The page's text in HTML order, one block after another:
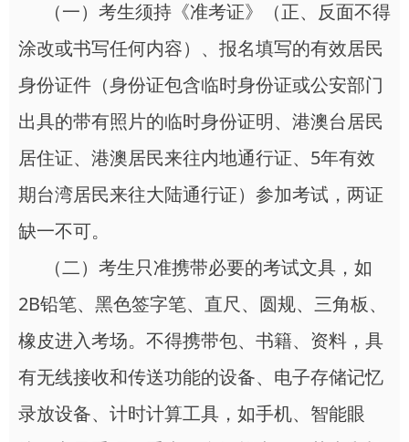
（一）考生须持《准考证》（正、反面不得
涂改或书写任何内容）、报名填写的有效居民
身份证件（身份证包含临时身份证或公安部门
出具的带有照片的临时身份证明、港澳台居民
居住证、港澳居民来往内地通行证、5年有效
期台湾居民来往大陆通行证）参加考试，两证
缺一不可。
（二）考生只准携带必要的考试文具，如
2B铅笔、黑色签字笔、直尺、圆规、三角板、
橡皮进入考场。不得携带包、书籍、资料，具
有无线接收和传送功能的设备、电子存储记忆
录放设备、计时计算工具，如手机、智能眼